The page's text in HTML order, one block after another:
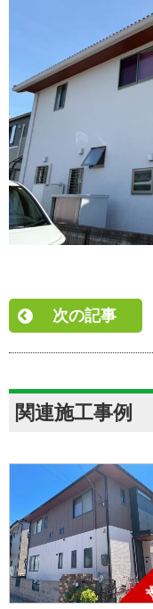
次の記事
関連施工事例